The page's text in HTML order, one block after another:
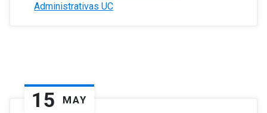
Administrativas UC
15 MAY